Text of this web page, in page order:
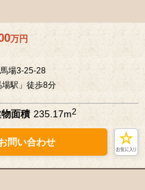
万円
場3-25-28
駅」徒歩8分
面積 235.17m2
問い合わせ